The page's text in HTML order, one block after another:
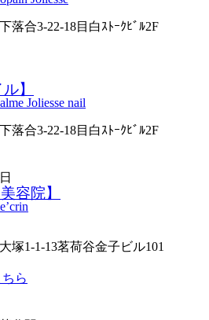
落合3-22-18目白ｽﾄｰｸﾋﾞﾙ2F
】
落合3-22-18目白ｽﾄｰｸﾋﾞﾙ2F
容院】
塚1-1-13茗荷谷金子ビル101
ら